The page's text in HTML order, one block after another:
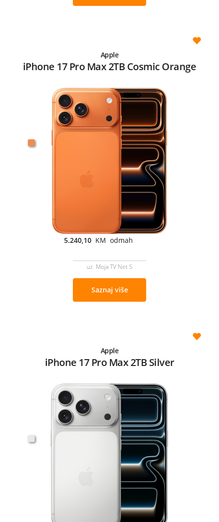
Apple
iPhone 17 Pro Max 2TB Cosmic Orange
5.240,10 KM odmah
uz Moja TV Net S
Saznaj više
Apple
iPhone 17 Pro Max 2TB Silver